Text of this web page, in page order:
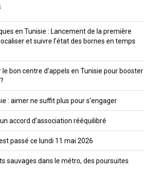
en Tunisie : Lancement de la première
et suivre l’état des bornes en temps
bon centre d’appels en Tunisie pour booster
: aimer ne suffit plus pour s’engager
accord d’association rééquilibré
passé ce lundi 11 mai 2026
sauvages dans le métro, des poursuites